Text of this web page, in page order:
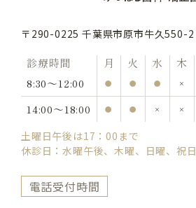
〒290-0225 千葉県市原市牛久550-2
診療時間 月 火 水 木
8:30〜12:00
● ● ● ×
14:00〜18:00 ● ● × ×
土曜日午後は17：00まで
休診日：水曜午後、木曜、日曜、祝日
電話受付時間